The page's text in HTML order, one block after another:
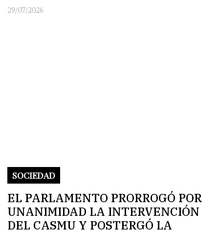
29/07/2026
SOCIEDAD
EL PARLAMENTO PRORROGÓ POR
UNANIMIDAD LA INTERVENCIÓN
DEL CASMU Y POSTERGÓ LA